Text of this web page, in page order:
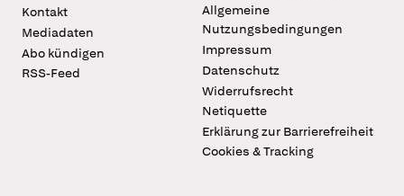
Kontakt
Mediadaten
Abo kündigen
RSS-Feed
Allgemeine
Nutzungsbedingungen
Impressum
Datenschutz
Widerrufsrecht
Netiquette
Erklärung zur Barrierefreiheit
Cookies & Tracking